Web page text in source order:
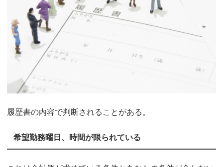
履歴書の内容で判断されることがある。
希望勤務曜日、時間が限られている